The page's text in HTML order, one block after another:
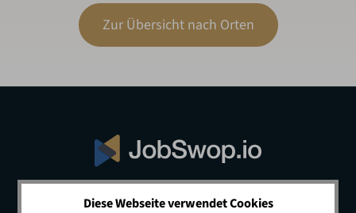
Zur Übersicht nach Orten
Diese Webseite verwendet Cookies